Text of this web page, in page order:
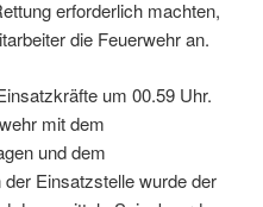
erforderlich machten,
die Feuerwehr an.
um 00.59 Uhr.
mit dem
und dem
Einsatzstelle wurde der